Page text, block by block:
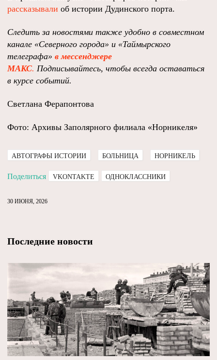
рассказывали об истории Дудинского порта.
Следить за новостями также удобно в совместном
канале «Северного города» и «Таймырского
телеграфа» в мессенджере
MAКС. Подписывайтесь, чтобы всегда оставаться
в курсе событий.
Светлана Ферапонтова
Фото: Архивы Заполярного филиала «Норникеля»
АВТОГРАФЫ ИСТОРИИ БОЛЬНИЦА НОРНИКЕЛЬ
Поделиться VKONTAKTE ОДНОКЛАССНИКИ
30 ИЮНЯ, 2026
Последние новости